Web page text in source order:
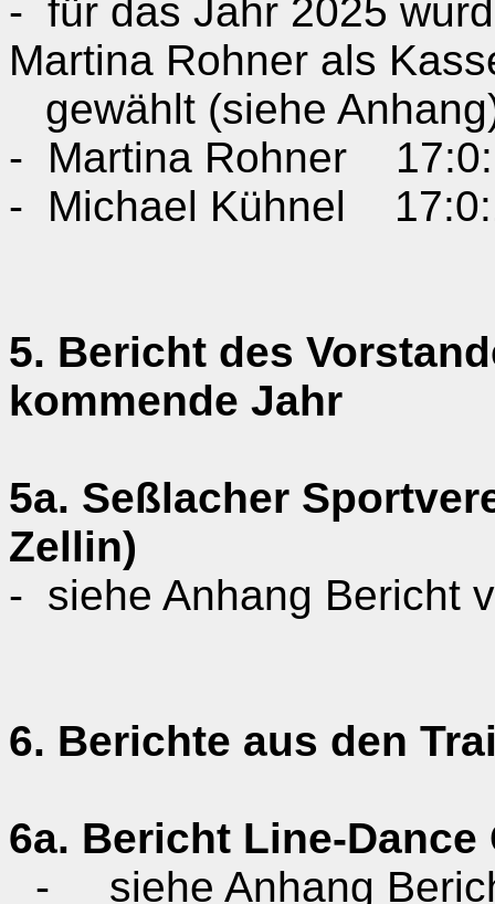
- für das Jahr 2025
Martina Rohner als
gewählt (siehe
-
Martina Rohner
-
Michael Kühnel
5. Bericht des
kommende Jahr
5a. Seßlacher
Zellin)
- siehe Anhang Bericht
6. Berichte aus den
6a. Bericht Line-Dance
-
siehe Anhang